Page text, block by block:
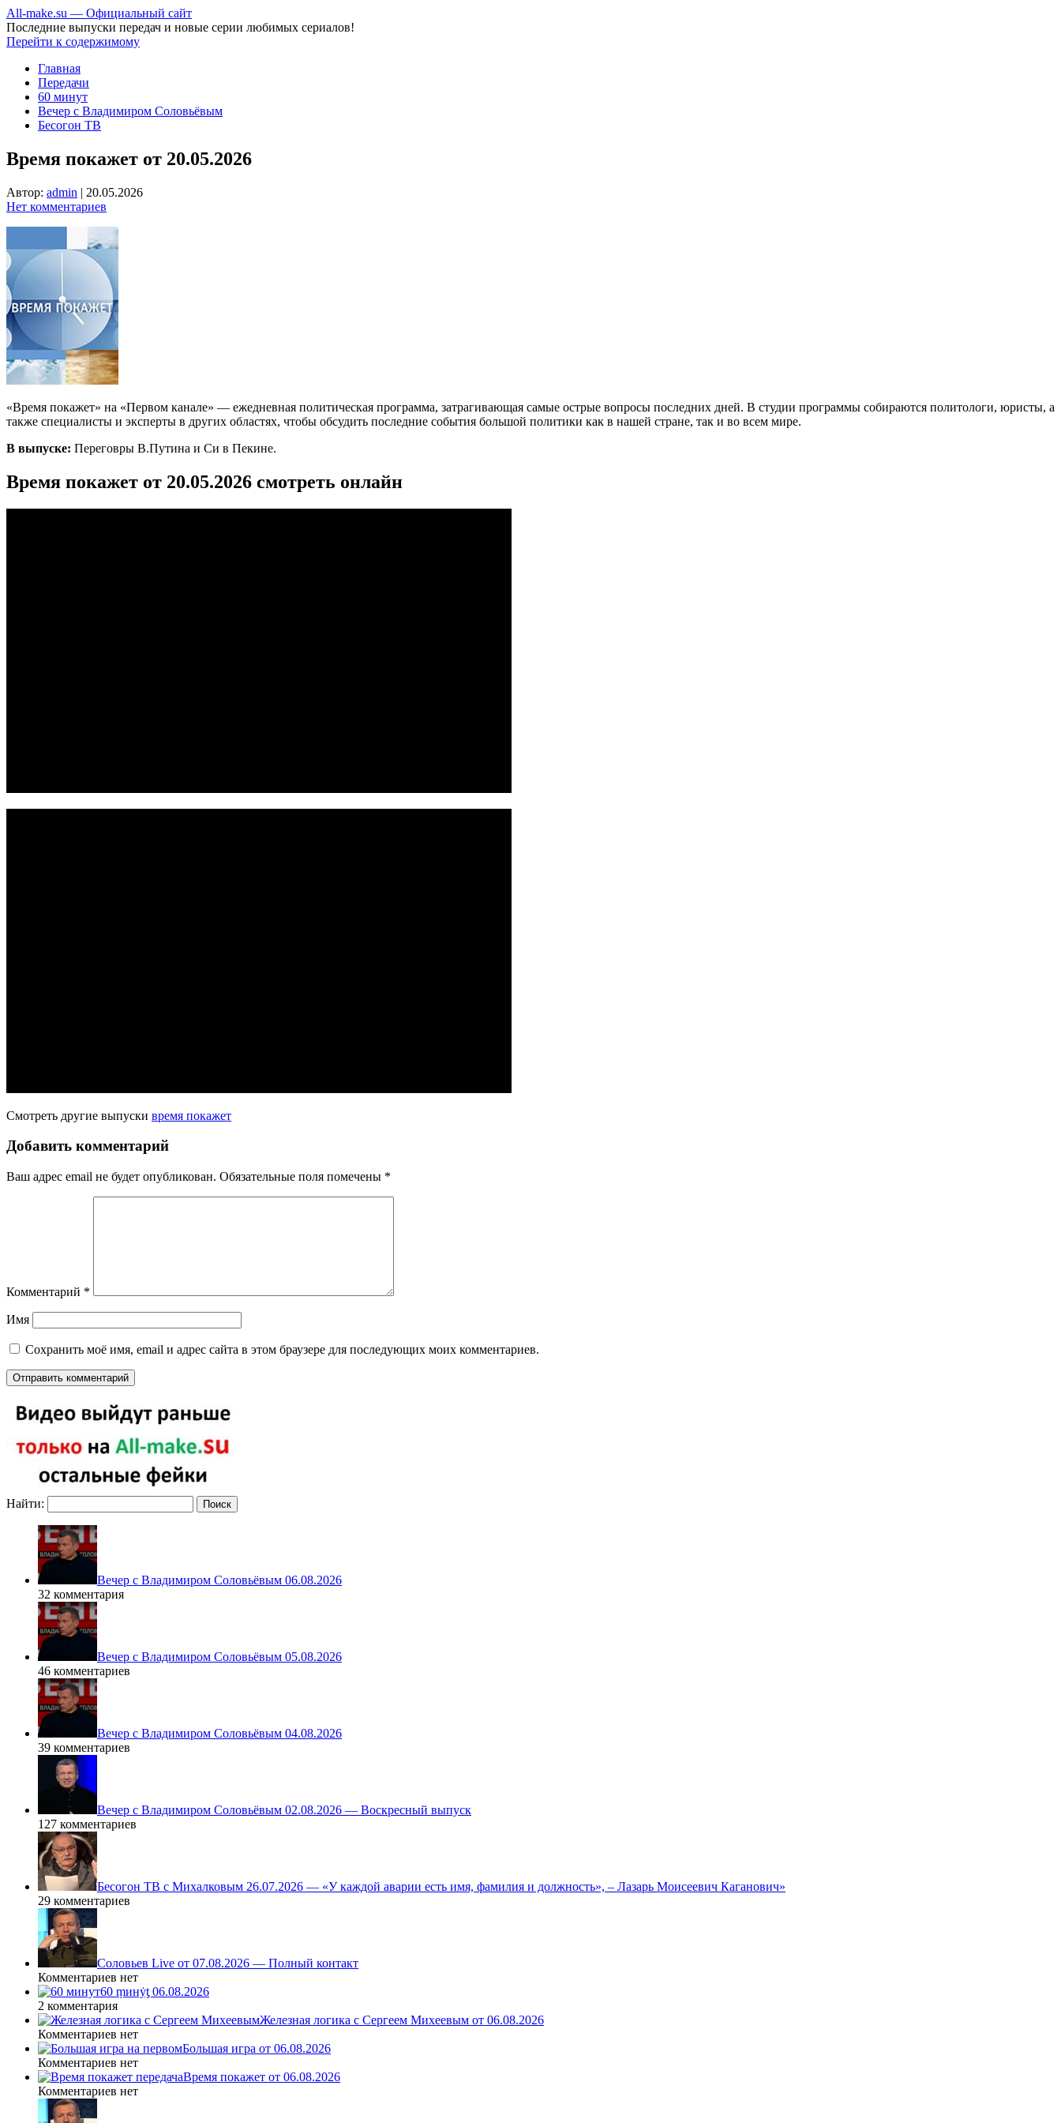
All-make.su — Официальный сайт
Последние выпуски передач и новые серии любимых сериалов!
Перейти к содержимому
Главная
Передачи
60 минут
Вечер с Владимиром Соловьёвым
Бесогон ТВ
Время покажет от 20.05.2026
Автор: admin | 20.05.2026
Нет комментариев
«Время покажет» на «Первом канале» — ежедневная политическая программа, затрагивающая самые острые вопросы последних дней. В студии программы собираются политологи, юристы, а
также специалисты и эксперты в других областях, чтобы обсудить последние события большой политики как в нашей стране, так и во всем мире.
В выпуске: Переговры В.Путина и Си в Пекине.
Время покажет от 20.05.2026 смотреть онлайн
Смотреть другие выпуски время покажет
Добавить комментарий
Ваш адрес email не будет опубликован. Обязательные поля помечены *
Комментарий *
Имя
Сохранить моё имя, email и адрес сайта в этом браузере для последующих моих комментариев.
Найти:
Вечер с Владимиром Соловьёвым 06.08.2026
32 комментария
Вечер с Владимиром Соловьёвым 05.08.2026
46 комментариев
Вечер с Владимиром Соловьёвым 04.08.2026
39 комментариев
Вечер с Владимиром Соловьёвым 02.08.2026 — Воскресный выпуск
127 комментариев
Бесогон ТВ с Михалковым 26.07.2026 — «У каждой аварии есть имя, фамилия и должность», – Лазарь Моисеевич Каганович»
29 комментариев
Соловьев Live от 07.08.2026 — Полный контакт
Комментариев нет
60 ṃинẏƫ 06.08.2026
2 комментария
Железная логика с Сергеем Михеевым от 06.08.2026
Комментариев нет
Большая игра от 06.08.2026
Комментариев нет
Время покажет от 06.08.2026
Комментариев нет